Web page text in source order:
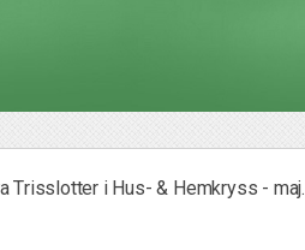
Trisslotter i Hus- & Hemkryss - maj.